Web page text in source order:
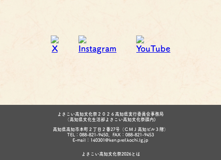
よさこい高知文化祭２０２６高知県実行委員会事務局
（高知県文化生活部よさこい高知文化祭課内)
高知県高知市本町２丁目２番27号（ＣＭＪ高知ビル３階）
TEL：088-821-9450、FAX：088-821-9453
E-mail：140301@ken.pref.kochi.lg.jp
よさこい高知文化祭2026とは